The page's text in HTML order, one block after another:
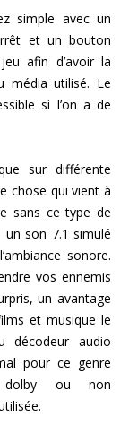
simple avec un
et un bouton
afin d’avoir la
média utilisé. Le
si l’on a de
sur différente
chose qui vient à
sans ce type de
son 7.1 simulé
sonore.
vos ennemis
un avantage
et musique le
décodeur audio
pour ce genre
dolby ou non